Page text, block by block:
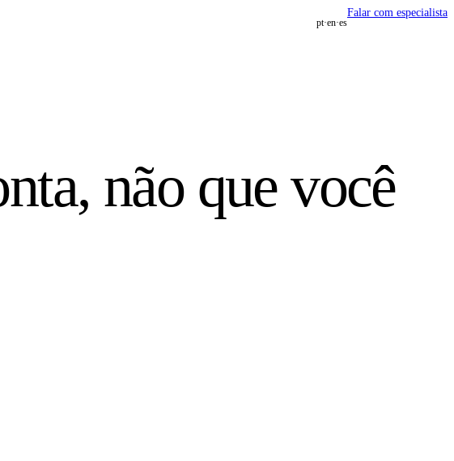
pt en es
Falar com especialista
não que você